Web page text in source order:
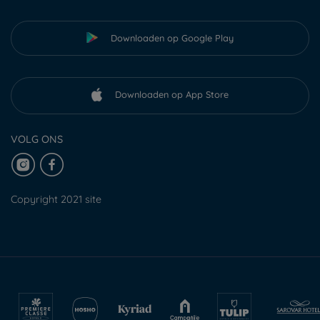
Downloaden op Google Play
Downloaden op App Store
VOLG ONS
Copyright 2021 site